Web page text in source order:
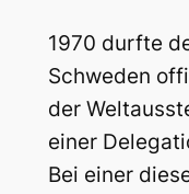
1970 durfte
Schweden
der
einer
Bei einer